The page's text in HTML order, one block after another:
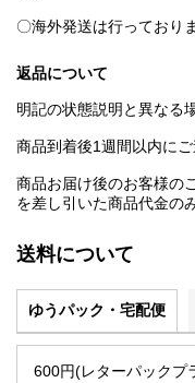
〇海外発送は行っており
返品について
明記の状態説明と異なる
商品到着後1週間以内にご
商品お届け後のお客様の
を差し引いた商品代金の
送料について
ゆうパック・宅配便
600円(レターパックプ